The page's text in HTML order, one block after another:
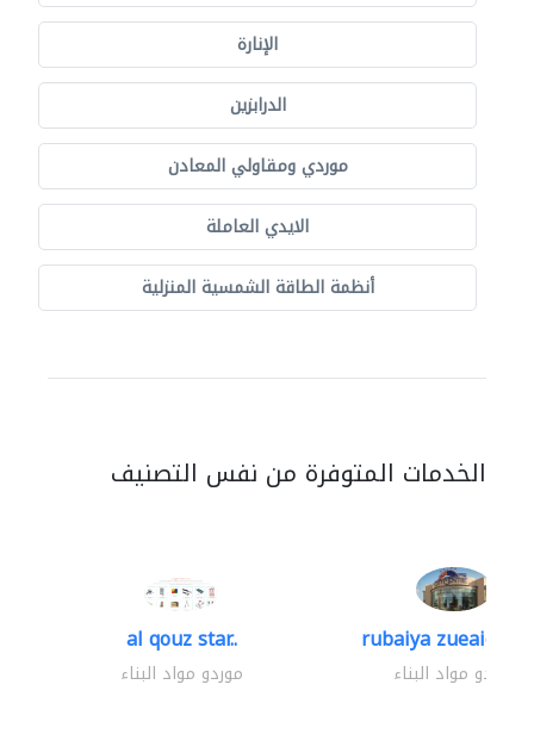
الإنارة
الدرابزين
موردي ومقاولي المعادن
الايدي العاملة
أنظمة الطاقة الشمسية المنزلية
الخدمات المتوفرة من نفس التصنيف
al qouz star..
موردو مواد البناء
rubaiya zueaid
موردو مواد البناء